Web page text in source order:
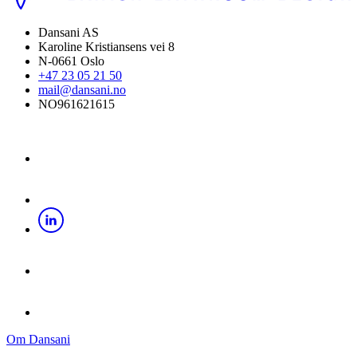
Dansani AS
Karoline Kristiansens vei 8
N-0661 Oslo
+47 23 05 21 50
mail@dansani.no
NO961621615
Om Dansani